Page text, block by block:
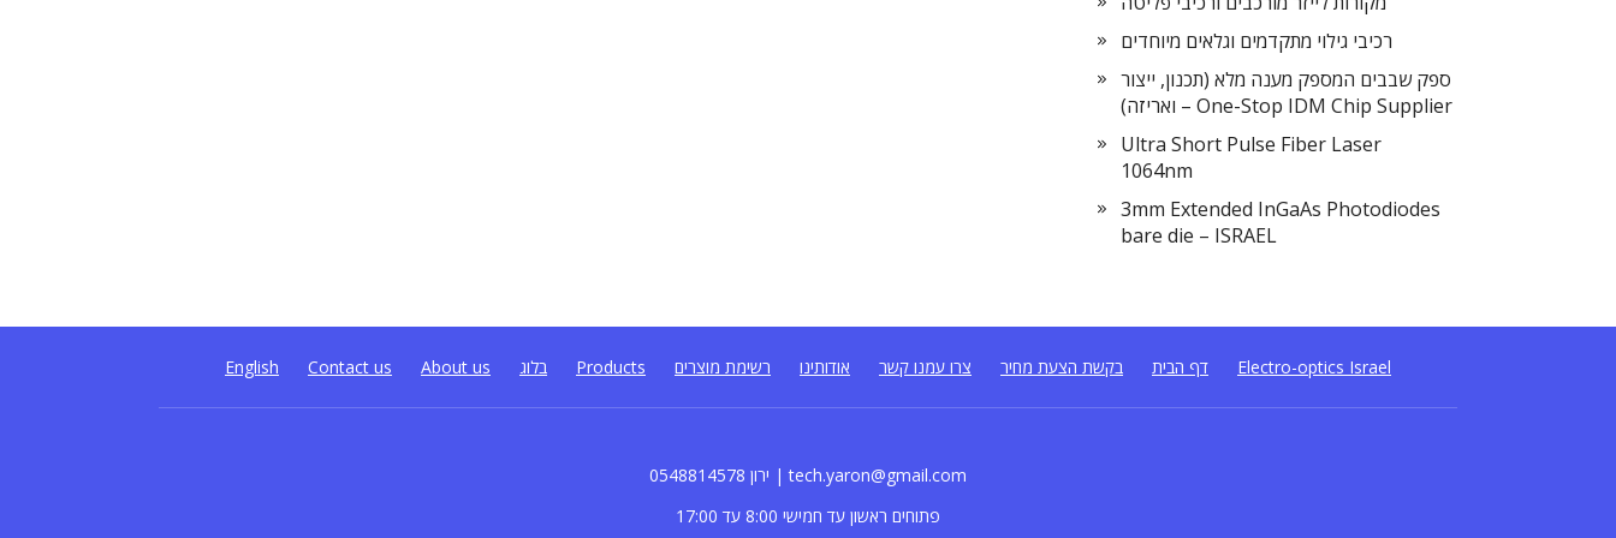
רכיבי גילוי מתקדמים וגלאים מיוחדים
ספק שבבים המספק מענה מלא (תכנון, ייצור
ואריזה) – One-Stop IDM Chip Supplier
Ultra Short Pulse Fiber Laser
1064nm
3mm Extended InGaAs Photodiodes
bare die – ISRAEL
English Contact us About us בלוג Products רשימת מוצרים אודותינו צרו עמנו קשר בקשת הצעת מחיר דף הבית Electro-optics Israel
0548814578 ירון | tech.yaron@gmail.com
פתוחים ראשון עד חמישי 8:00 עד 17:00